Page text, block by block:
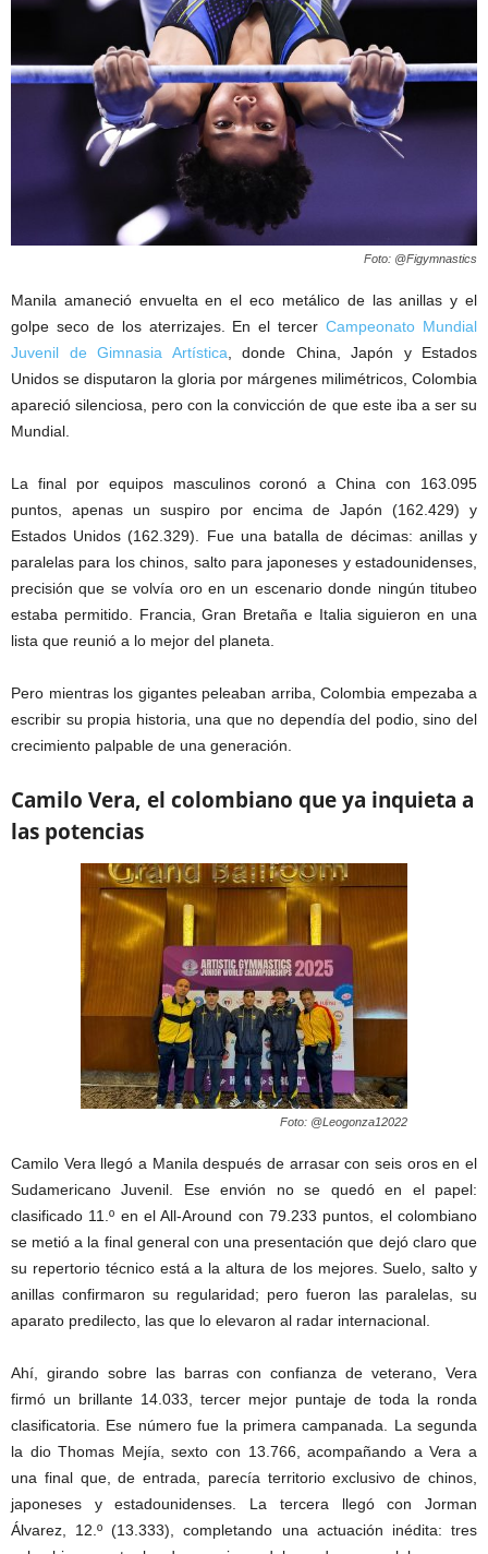
Foto: @Figymnastics
Manila amaneció envuelta en el eco metálico de las anillas y el
golpe seco de los aterrizajes. En el tercerCampeonato Mundial
Juvenil de Gimnasia Artística, donde China, Japón y Estados
Unidos se disputaron la gloria por márgenes milimétricos, Colombia
apareció silenciosa, pero con la convicción de que este iba a ser su
Mundial.
La final por equipos masculinos coronó a China con 163.095
puntos, apenas un suspiro por encima de Japón (162.429) y
Estados Unidos (162.329). Fue una batalla de décimas: anillas y
paralelas para los chinos, salto para japoneses y estadounidenses,
precisión que se volvía oro en un escenario donde ningún titubeo
estaba permitido. Francia, Gran Bretaña e Italia siguieron en una
lista que reunió a lo mejor del planeta.
Pero mientras los gigantes peleaban arriba, Colombia empezaba a
escribir su propia historia, una que no dependía del podio, sino del
crecimiento palpable de una generación.
Camilo Vera, el colombiano que ya inquieta a
las potencias
Foto: @Leogonza12022
Camilo Vera llegó a Manila después de arrasar con seis oros en el
Sudamericano Juvenil. Ese envión no se quedó en el papel:
clasificado 11.º en el All-Around con 79.233 puntos, el colombiano
se metió a la final general con una presentación que dejó claro que
su repertorio técnico está a la altura de los mejores. Suelo, salto y
anillas confirmaron su regularidad; pero fueron las paralelas, su
aparato predilecto, las que lo elevaron al radar internacional.
Ahí, girando sobre las barras con confianza de veterano, Vera
firmó un brillante 14.033, tercer mejor puntaje de toda la ronda
clasificatoria. Ese número fue la primera campanada. La segunda
la dio Thomas Mejía, sexto con 13.766, acompañando a Vera a
una final que, de entrada, parecía territorio exclusivo de chinos,
japoneses y estadounidenses. La tercera llegó con Jorman
Álvarez, 12.º (13.333), completando una actuación inédita: tres